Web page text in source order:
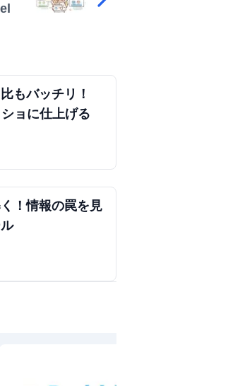
もバッチリ！
ョに仕上げる
！情報の罠を見